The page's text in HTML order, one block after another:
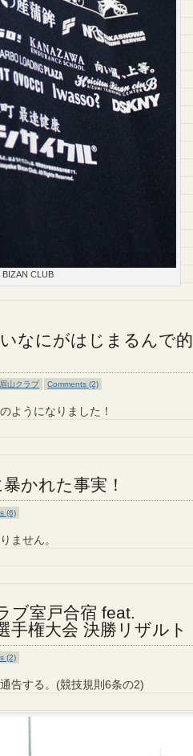
CLUB
なにがはじまるんで的
山クラブ Comments (2)
ようになりました！
かれた事実！
(6)
ません。
ブ室戸合宿 feat.
手権大会 決勝リザルト
(2)
告する。(競技規則6条の2)